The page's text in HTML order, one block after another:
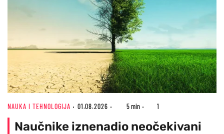
NAUKA I TEHNOLOGIJA 01.08.2026 5 min 1
Naučnike iznenadio neočekivani